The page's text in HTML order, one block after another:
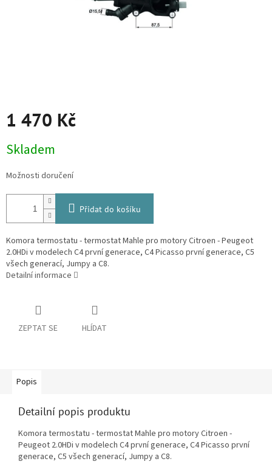
1 470 Kč
cena:
Skladem
Možnosti doručení
Přidat do košíku
Komora termostatu - termostat Mahle pro motory Citroen - Peugeot
2.0HDi v modelech C4 první generace, C4 Picasso první generace, C5
všech generací, Jumpy a C8.
Detailní informace
ZEPTAT SE HLÍDAT
Popis
Detailní popis produktu
Komora termostatu - termostat Mahle pro motory Citroen -
Peugeot 2.0HDi v modelech C4 první generace, C4 Picasso první
generace, C5 všech generací, Jumpy a C8.